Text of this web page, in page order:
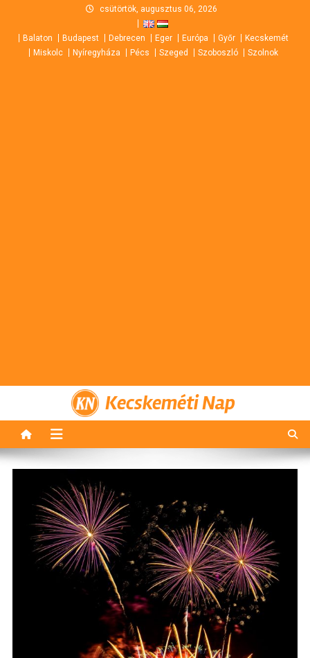
content
csütörtök, augusztus 06, 2026
Balaton Budapest Debrecen Eger Európa Győr
Kecskemét
Miskolc
Nyíregyháza Pécs Szeged Szoboszló Szolnok
Kecskeméti Nap